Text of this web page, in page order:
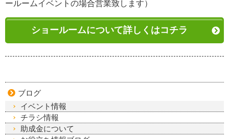
ールームイベントの場合営業致します）
ショールームについて詳しくはコチラ
ブログ
イベント情報
チラシ情報
助成金について